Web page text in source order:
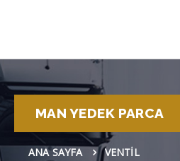
MAN YEDEK PARCA
ANA SAYFA
VENTIL